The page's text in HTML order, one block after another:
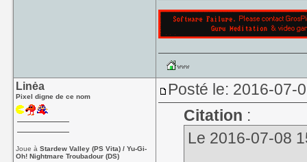
Linėa
Pixel digne de ce nom
Joue àStardew Valley (PS Vita) / Yu-Gi-
Oh! Nightmare Troubadour (DS)
Posté le: 2016-07-
Citation :
Le 2016-07-08